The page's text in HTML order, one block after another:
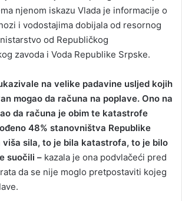
njenom iskazu Vlada je informacije o
i vodostajima dobijala od resornog
od Republičkog
zavoda i Voda Republike Srpske.
na velike padavine usljed kojih
mogao da računa na poplave. Ono na
da računa je obim te katastrofe
48% stanovništva Republike
viša sila, to je bila katastrofa, to je bilo
suočili – kazala je ona podvlačeći pred
da se nije moglo pretpostaviti kojeg